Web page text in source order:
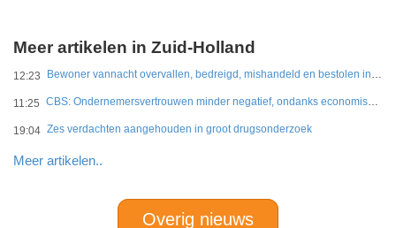
Meer artikelen in Zuid-Holland
12:23 Bewoner vannacht overvallen, bedreigd, mishandeld en bestolen in Leidschendam
11:25 CBS: Ondernemersvertrouwen minder negatief, ondanks economische onzekerheid
19:04 Zes verdachten aangehouden in groot drugsonderzoek
Meer artikelen..
Overig nieuws